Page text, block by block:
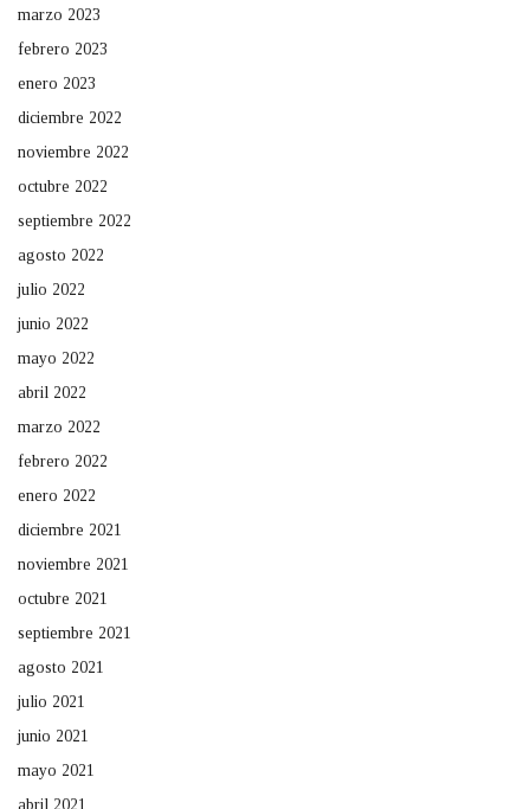
marzo 2023
febrero 2023
enero 2023
diciembre 2022
noviembre 2022
octubre 2022
septiembre 2022
agosto 2022
julio 2022
junio 2022
mayo 2022
abril 2022
marzo 2022
febrero 2022
enero 2022
diciembre 2021
noviembre 2021
octubre 2021
septiembre 2021
agosto 2021
julio 2021
junio 2021
mayo 2021
abril 2021